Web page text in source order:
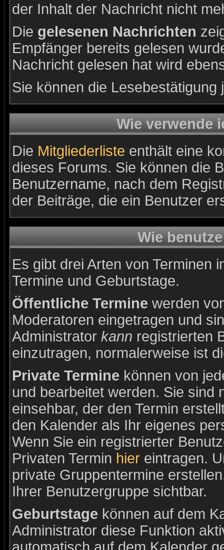
der Inhalt der Nachricht nicht
Die gelesenen Nachrichten
Empfänger bereits gelesen
Nachricht gelesen hat wird
Sie können die
Wie verwende
Die Mitgliederliste enthält eine
dieses Forums. Sie können die
Benutzername, nach dem
der Beiträge, die ein Benutzer
Wie
Es gibt drei Arten von Terminen
Termine und Geburtstage.
Öffentliche Termine werden
Moderatoren eingetragen und
Administrator kann registrierten
einzutragen, normalerweise ist
Private Termine können von
und bearbeitet werden. Sie sind
einsehbar, der den Termin
den Kalender als Ihr eigenes
Wenn Sie ein registrierter
Privaten Termin hier eintragen.
private Gruppentermine
Ihrer Benutzergruppe sichtbar.
Geburtstage können auf dem
Administrator diese Funktion